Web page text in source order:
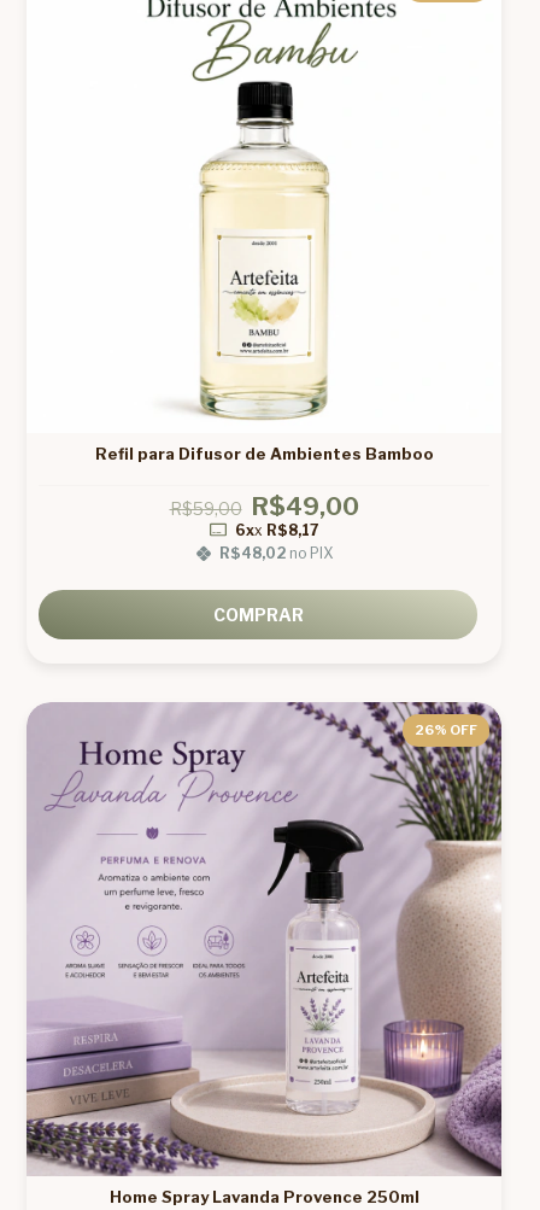
Refil para Difusor de Ambientes Bamboo
R$59,00 R$49,00
6xx R$8,17
R$48,02no PIX
COMPRAR
26% OFF
Home Spray Lavanda Provence 250ml